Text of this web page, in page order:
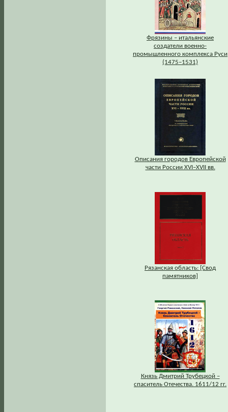
Фрязины – итальянские
создатели военно-
промышленного комплекса Руси
(1475–1531)
Описания городов Европейской
части России XVI–XVII вв.
Рязанская область: [Свод
памятников]
Князь Дмитрий Трубецкой –
спаситель Отечества. 1611/12 гг.